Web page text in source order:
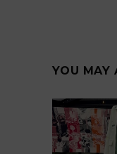
YOU MAY